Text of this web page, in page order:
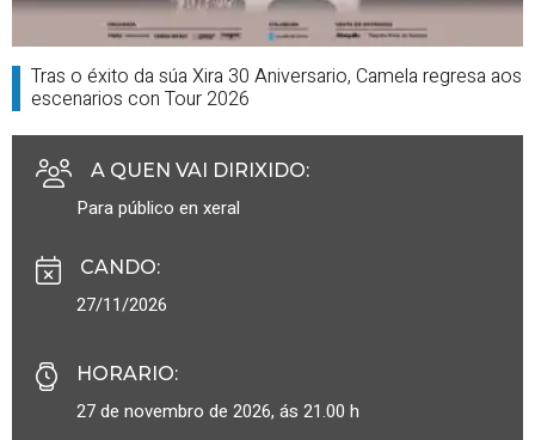
Tras o éxito da súa Xira 30 Aniversario, Camela regresa aos
escenarios con Tour 2026
A QUEN VAI DIRIXIDO:
Para público en xeral
CANDO:
27/11/2026
HORARIO:
27 de novembro de 2026, ás 21.00 h